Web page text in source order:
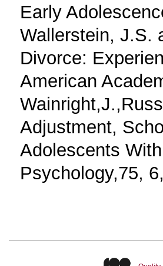
Early
Wallerstein, J.S.
Divorce:
American
Adjustment,
Adolescents
Psychology,75,